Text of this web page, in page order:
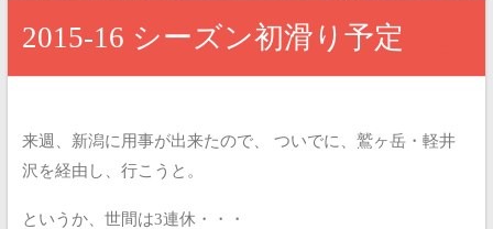
2015-16 シーズン初滑り予定
来週、新潟に用事が出来たので、
ついでに、鷲ヶ岳・軽井
沢を経由し、行こうと。
というか、世間は3連休・・・